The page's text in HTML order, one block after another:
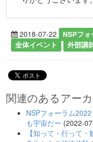
2018-07-22 NSPフ
全体イベント
外部講
関連のあるアー
NSPフォーラム
も宇宙だー (2022-
【知って・行って